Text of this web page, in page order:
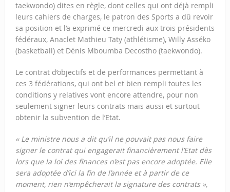
taekwondo) dites en règle, dont celles qui ont déjà rempli
leurs cahiers de charges, le patron des Sports a dû revoir
sa position et l’a exprimé ce mercredi aux trois présidents
fédéraux, Anaclet Mathieu Taty (athlétisme), Willy Asséko
(basketball) et Dénis Mboumba Decostho (taekwondo).
Le contrat d’objectifs et de performances permettant à
ces 3 fédérations, qui ont bel et bien rempli toutes les
conditions y relatives vont encore attendre, pour non
seulement signer leurs contrats mais aussi et surtout
obtenir la subvention de l’Etat.
« Le ministre nous a dit qu’il ne pouvait pas nous faire
signer le contrat qui engagerait financièrement l’Etat dès
lors que la loi des finances n’est pas encore adoptée. Elle
sera adoptée d’ici la fin de l’année et à partir de ce
moment, rien n’empêcherait la signature des contrats »,